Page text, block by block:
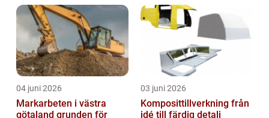
04 juni 2026
Markarbeten i västra
götaland grunden för
03 juni 2026
Komposittillverkning från
idé till färdig detalj